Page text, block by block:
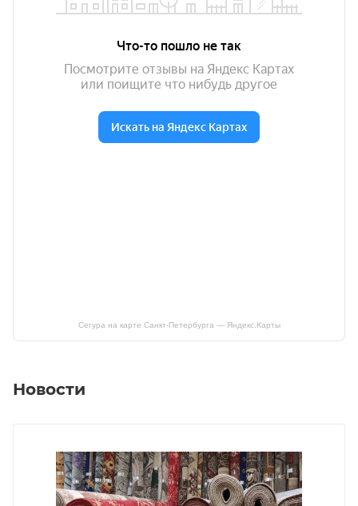
Сегура на карте Санкт‑Петербурга — Яндекс.Карты
Новости